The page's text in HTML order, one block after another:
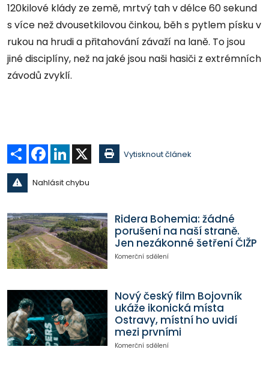
120kilové klády ze země, mrtvý tah v délce 60 sekund
s více než dvousetkilovou činkou, běh s pytlem písku v
rukou na hrudi a přitahování závaží na laně. To jsou
jiné disciplíny, než na jaké jsou naši hasiči z extrémních
závodů zvyklí.
Sdílet Facebook
LinkedIn Vytisknout článek
Nahlásit chybu
Ridera Bohemia: žádné
porušení na naší straně.
Jen nezákonné šetření ČIŽP
Komerční sdělení
Nový český film Bojovník
ukáže ikonická místa
Ostravy, místní ho uvidí
mezi prvními
Komerční sdělení